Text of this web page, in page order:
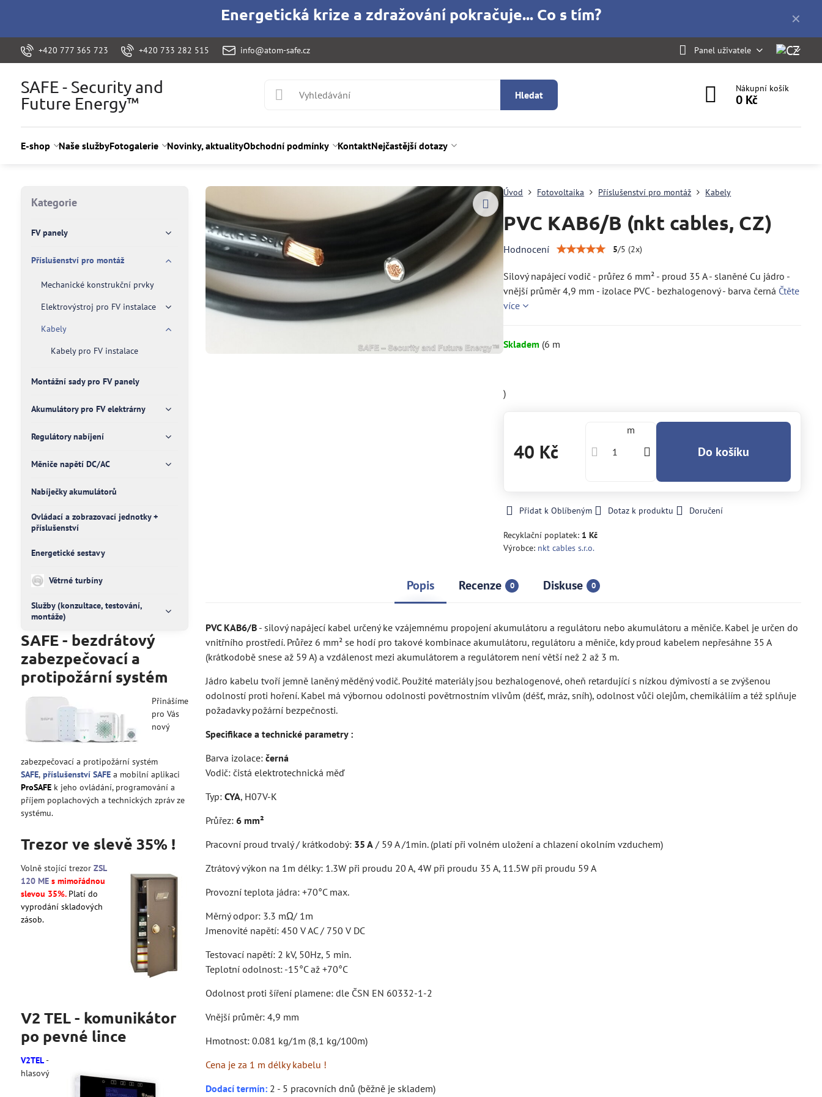
✕
Energetická krize a zdražování pokračuje... Co s tím?
+420 777 365 723 +420 733 282 515 info@atom-safe.cz Panel uživatele
SAFE - Security and
Future Energy™
Hledat
Nákupní košík
0 Kč
E-shop Naše službyFotogalerie Novinky, aktualityObchodní podmínky KontaktNejčastější dotazy
Úvod Fotovoltaika Příslušenství pro montáž Kabely
PVC KAB6/B (nkt cables, CZ)
Hodnocení 5/5 (2x)
Silový napájecí vodič - průřez 6 mm² - proud 35 A - slaněné Cu jádro -
vnější průměr 4,9 mm - izolace PVC - bezhalogenový - barva černá Čtěte
více
Skladem (6 m
)
40 Kč
m
Do košíku
Přidat k Oblíbeným Dotaz k produktu Doručení
Recyklační poplatek: 1 Kč
Výrobce: nkt cables s.r.o.
Popis Recenze 0 Diskuse 0
PVC KAB6/B - silový napájecí kabel určený ke vzájemnému propojení akumulátoru a regulátoru nebo akumulátoru a měniče. Kabel je určen do
vnitřního prostředí. Průřez 6 mm² se hodí pro takové kombinace akumulátoru, regulátoru a měniče, kdy proud kabelem nepřesáhne 35 A
(krátkodobě snese až 59 A) a vzdálenost mezi akumulátorem a regulátorem není větší než 2 až 3 m.
Jádro kabelu tvoří jemně laněný měděný vodič. Použité materiály jsou bezhalogenové, oheň retardující s nízkou dýmivostí a se zvýšenou
odolností proti hoření. Kabel má výbornou odolnosti povětrnostním vlivům (déšť, mráz, sníh), odolnost vůči olejům, chemikáliím a též splňuje
požadavky požární bezpečnosti.
Specifikace a technické parametry :
Barva izolace:černá
Vodič: čistá elektrotechnická měď
Typ:CYA, H07V-K
Průřez:6 mm²
Pracovní proud trvalý / krátkodobý: 35 A / 59 A /1min. (platí při volném uložení a chlazení okolním vzduchem)
Ztrátový výkon na 1m délky: 1.3W při proudu 20 A, 4W při proudu 35 A, 11.5W při proudu 59 A
Provozní teplota jádra: +70°C max.
Měrný odpor: 3.3 mΩ/ 1m
Jmenovité napětí: 450 V AC / 750 V DC
Testovací napětí: 2 kV, 50Hz, 5 min.
Teplotní odolnost: -15°C až +70°C
Odolnost proti šíření plamene: dle ČSN EN 60332-1-2
Vnější průměr: 4,9 mm
Hmotnost: 0.081 kg/1m (8,1 kg/100m)
Cena je za 1 m délky kabelu !
Dodací termín: 2 - 5 pracovních dnů (běžně je skladem)
Kategorie
FV panely
Příslušenství pro montáž
Mechanické konstrukční prvky
Elektrovýstroj pro FV instalace
Kabely
Kabely pro FV instalace
Montážní sady pro FV panely
Akumulátory pro FV elektrárny
Regulátory nabíjení
Měniče napětí DC/AC
Nabíječky akumulátorů
Ovládací a zobrazovací jednotky +
příslušenství
Energetické sestavy
Větrné turbíny
Služby (konzultace, testování,
montáže)
SAFE - bezdrátový
zabezpečovací a
protipožární systém
Přinášíme
pro Vás
nový
zabezpečovací a protipožární systém
SAFE, příslušenství SAFEa mobilní aplikaci
ProSAFEk jeho ovládání, programování a
příjem poplachových a technických zpráv ze
systému.
Trezor ve slevě 35% !
Volně stojící trezor ZSL
120 ME s mimořádnou
slevou 35%. Platí do
vyprodání skladových
zásob.
V2 TEL - komunikátor
po pevné lince
V2TEL-
hlasový